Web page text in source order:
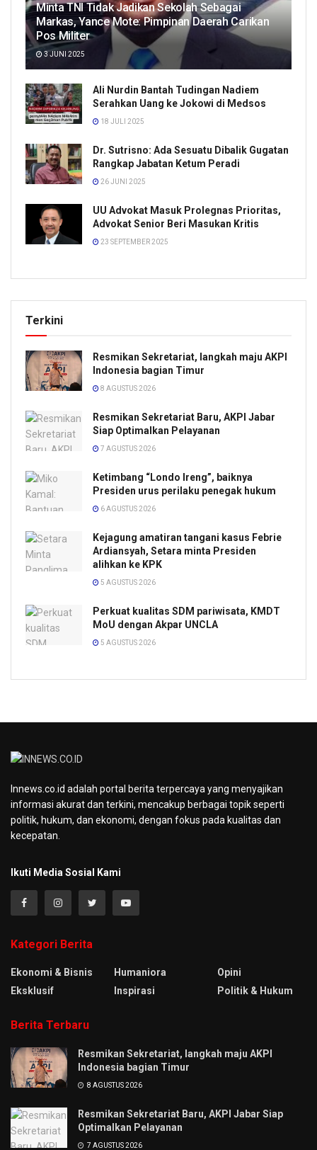
Minta TNI Tidak Jadikan Sekolah Sebagai
Markas, Yance Mote: Pimpinan Daerah Carikan
Pos Militer
3 JUNI 2025
Ali Nurdin Bantah Tudingan Nadiem
Serahkan Uang ke Jokowi di Medsos
18 JULI 2025
Dr. Sutrisno: Ada Sesuatu Dibalik Gugatan
Rangkap Jabatan Ketum Peradi
26 JUNI 2025
UU Advokat Masuk Prolegnas Prioritas,
Advokat Senior Beri Masukan Kritis
23 SEPTEMBER 2025
Terkini
Resmikan Sekretariat, langkah maju AKPI
Indonesia bagian Timur
8 AGUSTUS 2026
Resmikan Sekretariat Baru, AKPI Jabar
Siap Optimalkan Pelayanan
7 AGUSTUS 2026
Ketimbang “Londo Ireng”, baiknya
Presiden urus perilaku penegak hukum
6 AGUSTUS 2026
Kejagung amatiran tangani kasus Febrie
Ardiansyah, Setara minta Presiden
alihkan ke KPK
5 AGUSTUS 2026
Perkuat kualitas SDM pariwisata, KMDT
MoU dengan Akpar UNCLA
5 AGUSTUS 2026
Innews.co.id adalah portal berita terpercaya yang menyajikan
informasi akurat dan terkini, mencakup berbagai topik seperti
politik, hukum, dan ekonomi, dengan fokus pada kualitas dan
kecepatan.
Ikuti Media Sosial Kami
Kategori Berita
Ekonomi & Bisnis
Eksklusif
Humaniora
Inspirasi
Opini
Politik & Hukum
Berita Terbaru
Resmikan Sekretariat, langkah maju AKPI
Indonesia bagian Timur
8 AGUSTUS 2026
Resmikan Sekretariat Baru, AKPI Jabar Siap
Optimalkan Pelayanan
7 AGUSTUS 2026